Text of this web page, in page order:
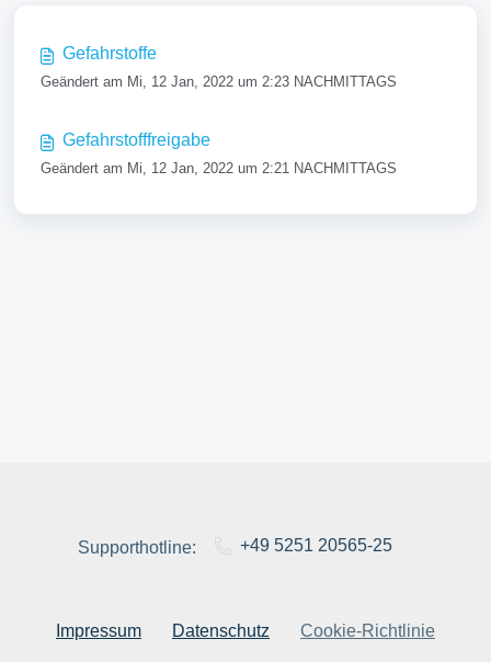
Gefahrstoffe
Geändert am Mi, 12 Jan, 2022 um 2:23 NACHMITTAGS
Gefahrstofffreigabe
Geändert am Mi, 12 Jan, 2022 um 2:21 NACHMITTAGS
Supporthotline: +49 5251 20565-25
Impressum Datenschutz Cookie-Richtlinie